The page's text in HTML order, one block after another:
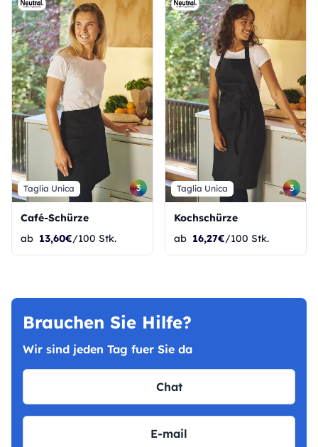
Taglia Unica 3
Café-Schürze
ab 13,60€/100 Stk.
Taglia Unica 3
Kochschürze
ab 16,27€/100 Stk.
Brauchen Sie Hilfe?
Wir sind jeden Tag fuer Sie da
Chat
E-mail